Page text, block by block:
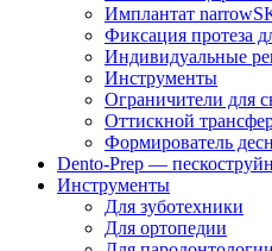
Имплантат
Фиксация протеза
Индивидуальные
Инструменты
Ограничители для
Оттискной
Формирователь
Dento-Prep —
Инструменты
Для зуботехники
Для ортопедии